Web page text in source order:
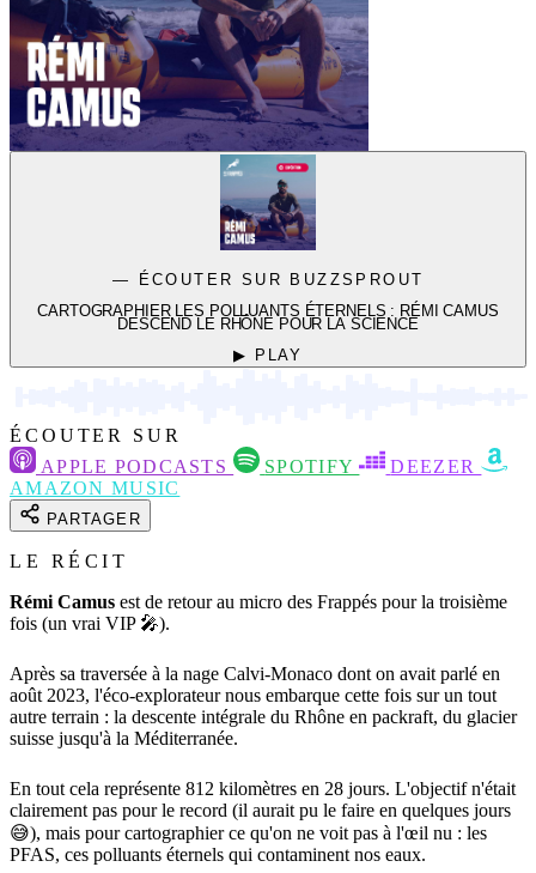
— ÉCOUTER SUR BUZZSPROUT
CARTOGRAPHIER LES POLLUANTS ÉTERNELS : RÉMI CAMUS
DESCEND LE RHÔNE POUR LA SCIENCE
▶ PLAY
ÉCOUTER SUR
APPLE PODCASTS
SPOTIFY
DEEZER
AMAZON MUSIC
PARTAGER
LE RÉCIT
Rémi Camus est de retour au micro des Frappés pour la troisième
fois (un vrai VIP 🎤).
Après sa traversée à la nage Calvi-Monaco dont on avait parlé en
août 2023, l'éco-explorateur nous embarque cette fois sur un tout
autre terrain : la descente intégrale du Rhône en packraft, du glacier
suisse jusqu'à la Méditerranée.
En tout cela représente 812 kilomètres en 28 jours. L'objectif n'était
clairement pas pour le record (il aurait pu le faire en quelques jours
😅), mais pour cartographier ce qu'on ne voit pas à l'œil nu : les
PFAS, ces polluants éternels qui contaminent nos eaux.